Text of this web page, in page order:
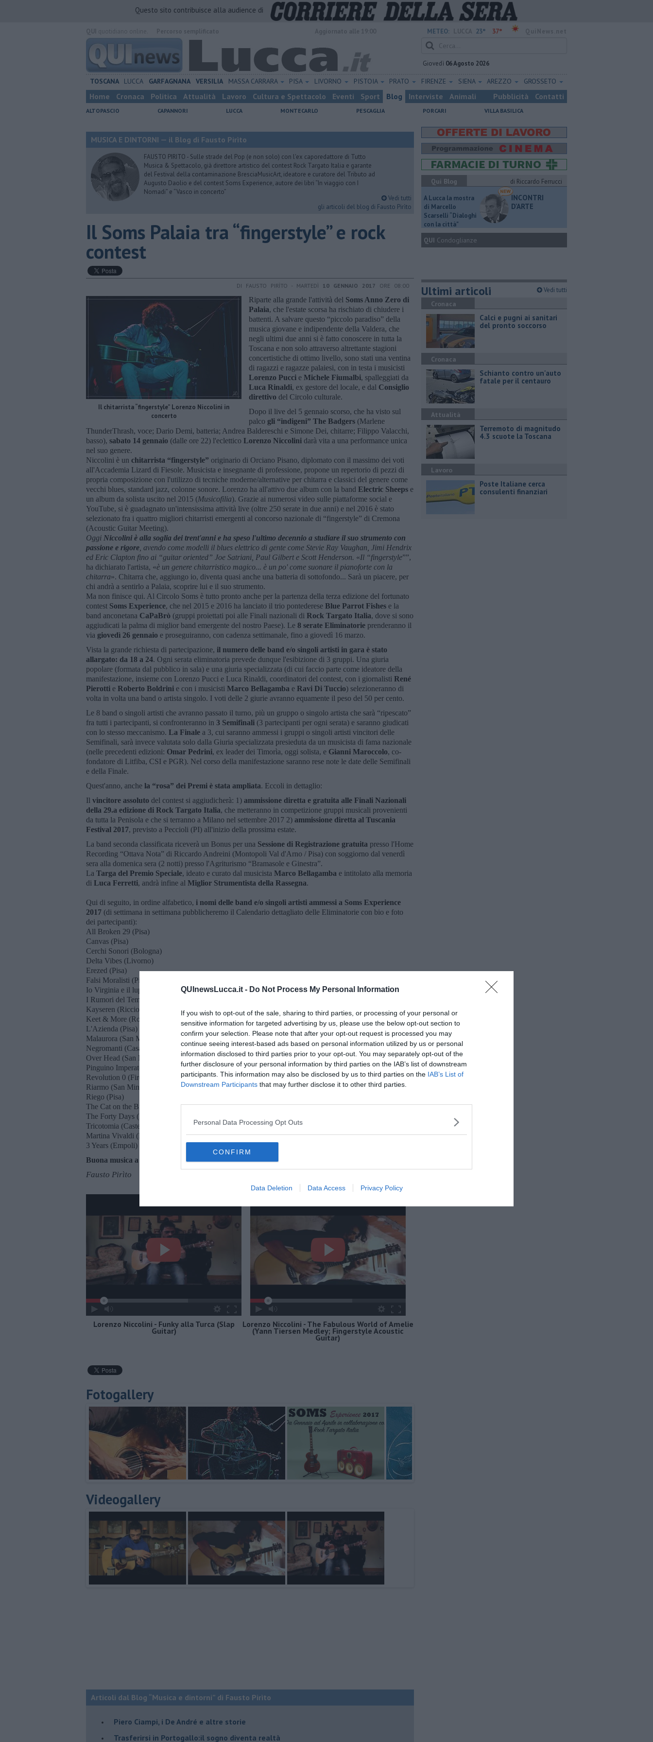
QUInewsLucca.it - Do Not Process My Personal Information
If you wish to opt-out of the sale, sharing to third parties, or processing of your personal or
sensitive information for targeted advertising by us, please use the below opt-out section to
confirm your selection. Please note that after your opt-out request is processed you may
continue seeing interest-based ads based on personal information utilized by us or personal
information disclosed to third parties prior to your opt-out. You may separately opt-out of the
further disclosure of your personal information by third parties on the IAB’s list of downstream
participants. This information may also be disclosed by us to third parties on the IAB’s List of
Downstream Participants that may further disclose it to other third parties.
Personal Data Processing Opt Outs
CONFIRM
Data Deletion Data Access Privacy Policy
Questo sito contribuisce alla audience di
METEO: 23° 37°
Giovedì 06 Agosto 2026
TOSCANA LUCCA GARFAGNANA VERSILIA MASSA CARRARA PISA LIVORNO PISTOIA PRATO FIRENZE SIENA AREZZO GROSSETO
Home Cronaca Politica Attualità Lavoro Cultura e Spettacolo Eventi Sport Blog Interviste Animali Pubblicità Contatti
ALTOPASCIO CAPANNORI LUCCA MONTECARLO PESCAGLIA PORCARI VILLA BASILICA
MUSICA E DINTORNI — il Blog di Fausto Pirìto
FAUSTO PIRITO - Sulle strade del Pop (e non solo) con l'ex caporedattore di Tutto
Musica & Spettacolo, già direttore artistico del contest Rock Targato Italia e garante
del Festival della contaminazione BresciaMusicArt, ideatore e curatore del Tributo ad
Augusto Daolio e del contest Soms Experience, autore dei libri “In viaggio con I
Nomadi” e “Vasco in concerto”
Vedi tutti
gli articoli del blog di Fausto Pirìto
​Il Soms Palaia tra “fingerstyle” e rock
contest
DI FAUSTO PIRÌTO - MARTEDÌ 10 GENNAIO 2017 ORE 08:00
Il chitarrista “fingerstyle” Lorenzo Niccolini in
concerto
Riparte alla grande l'attività del Soms Anno Zero di
Palaia, che l'estate scorsa ha rischiato di chiudere i
battenti. A salvare questo “piccolo paradiso” della
musica giovane e indipendente della Valdera, che
negli ultimi due anni si è fatto conoscere in tutta la
Toscana e non solo attraverso altrettante stagioni
concertistiche di ottimo livello, sono stati una ventina
di ragazzi e ragazze palaiesi, con in testa i musicisti
Lorenzo Pucci e Michele Fiumalbi, spalleggiati da
Luca Rinaldi, ex gestore del locale, e dal Consiglio
direttivo del Circolo culturale.
Dopo il live del 5 gennaio scorso, che ha visto sul
palco gli “indigeni” The Badgers (Marlene
ThunderThrash, voce; Dario Demi, batteria; Andrea Baldereschi e Simone Dei, chitarre; Filippo Valacchi,
basso), sabato 14 gennaio (dalle ore 22) l'eclettico Lorenzo Niccolini darà vita a una performance unica
nel suo genere.
Niccolini è un chitarrista “fingerstyle” originario di Orciano Pisano, diplomato con il massimo dei voti
all'Accademia Lizard di Fiesole. Musicista e insegnante di professione, propone un repertorio di pezzi di
propria composizione con l'utilizzo di tecniche moderne/alternative per chitarra e classici del genere come
vecchi blues, standard jazz, colonne sonore. Lorenzo ha all'attivo due album con la band Electric Sheeps e
un album da solista uscito nel 2015 (Musicofilia). Grazie ai numerosi video sulle piattaforme social e
YouTube, si è guadagnato un'intensissima attività live (oltre 250 serate in due anni) e nel 2016 è stato
selezionato fra i quattro migliori chitarristi emergenti al concorso nazionale di “fingerstyle” di Cremona
(Acoustic Guitar Meeting).
Oggi Niccolini è alla soglia dei trent'anni e ha speso l'ultimo decennio a studiare il suo strumento con
passione e rigore , avendo come modelli il blues elettrico di gente come Stevie Ray Vaughan, Jimi Hendrix
ed Eric Clapton fino ai “guitar oriented” Joe Satriani, Paul Gilbert e Scott Henderson. «Il “fingerstyle””,
ha dichiarato l'artista, «è un genere chitarristico magico... è un po' come suonare il pianoforte con la
chitarra». Chitarra che, aggiungo io, diventa quasi anche una batteria di sottofondo... Sarà un piacere, per
chi andrà a sentirlo a Palaia, scoprire lui e il suo strumento.
Ma non finisce qui. Al Circolo Soms è tutto pronto anche per la partenza della terza edizione del fortunato
contest Soms Experience, che nel 2015 e 2016 ha lanciato il trio pontederese Blue Parrot Fishes e la
band anconetana CaPaBrò (gruppi proiettati poi alle Finali nazionali di Rock Targato Italia, dove si sono
aggiudicati la palma di miglior band emergente del nostro Paese). Le 8 serate Eliminatorie prenderanno il
via giovedì 26 gennaio e proseguiranno, con cadenza settimanale, fino a giovedì 16 marzo.
Vista la grande richiesta di partecipazione, il numero delle band e/o singoli artisti in gara è stato
allargato: da 18 a 24. Ogni serata eliminatoria prevede dunque l'esibizione di 3 gruppi. Una giuria
popolare (formata dal pubblico in sala) e una giuria specializzata (di cui faccio parte come ideatore della
manifestazione, insieme con Lorenzo Pucci e Luca Rinaldi, coordinatori del contest, con i giornalisti René
Pierotti e Roberto Boldrini e con i musicisti Marco Bellagamba e Ravi Di Tuccio) selezioneranno di
volta in volta una band o artista singolo. I voti delle 2 giurie avranno equamente il peso del 50 per cento.
Le 8 band o singoli artisti che avranno passato il turno, più un gruppo o singolo artista che sarà “ripescato”
fra tutti i partecipanti, si confronteranno in 3 Semifinali (3 partecipanti per ogni serata) e saranno giudicati
con lo stesso meccanismo. La Finale a 3, cui saranno ammessi i gruppi o singoli artisti vincitori delle
Semifinali, sarà invece valutata solo dalla Giuria specializzata presieduta da un musicista di fama nazionale
(nelle precedenti edizioni: Omar Pedrini, ex leader dei Timorìa, oggi solista, e Gianni Maroccolo, co-
fondatore di Litfiba, CSI e PGR). Nel corso della manifestazione saranno rese note le date delle Semifinali
e della Finale.
Quest'anno, anche la “rosa” dei Premi è stata ampliata. Eccoli in dettaglio:
Il vincitore assoluto del contest si aggiudicherà: 1) ammissione diretta e gratuita alle Finali Nazionali
della 29.a edizione di Rock Targato Italia, che metteranno in competizione gruppi musicali provenienti
da tutta la Penisola e che si terranno a Milano nel settembre 2017 2) ammissione diretta al Tuscania
Festival 2017, previsto a Peccioli (PI) all'inizio della prossima estate.
La band seconda classificata riceverà un Bonus per una Sessione di Registrazione gratuita presso l'Home
Recording “Ottava Nota” di Riccardo Andreini (Montopoli Val d'Arno / Pisa) con soggiorno dal venerdì
sera alla domenica sera (2 notti) presso l'Agriturismo “Bramasole e Ginestra”.
La Targa del Premio Speciale, ideato e curato dal musicista Marco Bellagamba e intitolato alla memoria
di Luca Ferretti, andrà infine al Miglior Strumentista della Rassegna.
Qui di seguito, in ordine alfabetico, i nomi delle band e/o singoli artisti ammessi a Soms Experience
2017 (di settimana in settimana pubblicheremo il Calendario dettagliato delle Eliminatorie con bio e foto
dei partecipanti):
All Broken 29 (Pisa)
Canvas (Pisa)
Cerchi Sonori (Bologna)
Delta Vibes (Livorno)
Erezed (Pisa)
Falsi Moralisti (Pisa)
Io Virginia e il lupo (Firenze)
I Rumori del Tempo (Lucca)
Kayseren (Riccione)
Keet & More (Roma)
L'Azienda (Pisa)
Malaurora (San Marino) Milf & Bros (Ventimiglia)
Negromanti (Casale Monferrato)
Over Head (San Miniato)
Pinguino Imperatore (Assisi)
Revolution 0 (Firenze)
Riarmo (San Minato)
Riego (Pisa)
The Cat on the Bridge (Pontedera)
The Forty Days (Pisa/Livorno)
Tricotomia (Castelfiorentino)
Martina Vivaldi (Pisa)
3 Years (Empoli)
Buona musica a tutti!
Fausto Pirìto
Lorenzo Niccolini - Funky alla Turca (Slap
Guitar)
Lorenzo Niccolini - The Fabulous World of Amelie
(Yann Tiersen Medley; Fingerstyle Acoustic
Guitar)
Fotogallery
Videogallery
Articoli dal Blog “Musica e dintorni” di Fausto Pirìto
​Piero Ciampi, i De André e altre storie
​Trasferirsi in Portogallo:il sogno diventa realtà
Qui Blog
di Riccardo Ferrucci
A Lucca la mostra
di Marcello
Scarselli “Dialoghi
con la città"
INCONTRI
D'ARTE
QUI Condoglianze
Ultimi articoli Vedi tutti
Cronaca
Calci e pugni ai sanitari
del pronto soccorso
Cronaca
Schianto contro un'auto
fatale per il centauro
Attualità
Terremoto di magnitudo
4.3 scuote la Toscana
Lavoro
Poste Italiane cerca
consulenti finanziari